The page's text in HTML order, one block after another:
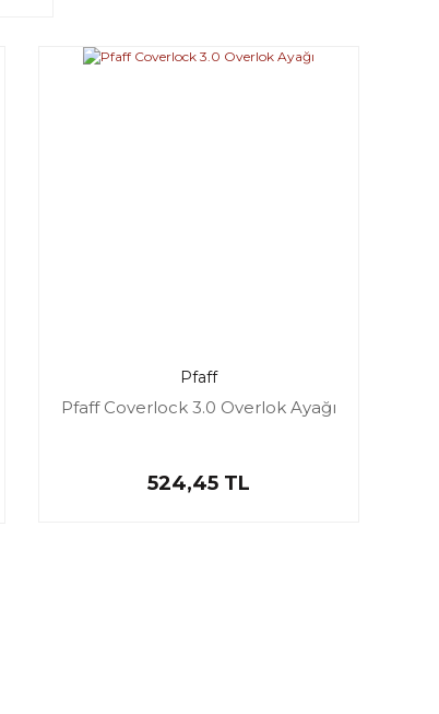
Pfaff
Pfaff Coverlock 3.0 Overlok Ayağı
524,45 TL